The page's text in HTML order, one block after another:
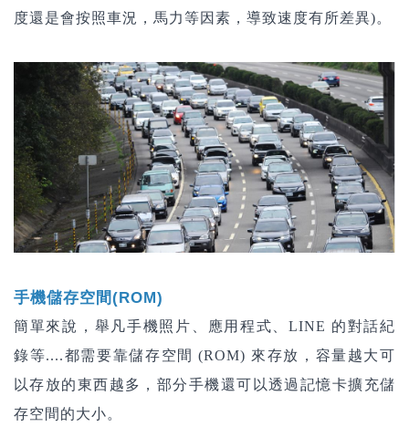
度還是會按照車況，馬力等因素，導致速度有所差異)。
手機儲存空間(ROM)
簡單來說，舉凡手機照片、應用程式、LINE 的對話紀
錄等....都需要靠儲存空間 (ROM) 來存放，容量越大可
以存放的東西越多，部分手機還可以透過記憶卡擴充儲
存空間的大小。